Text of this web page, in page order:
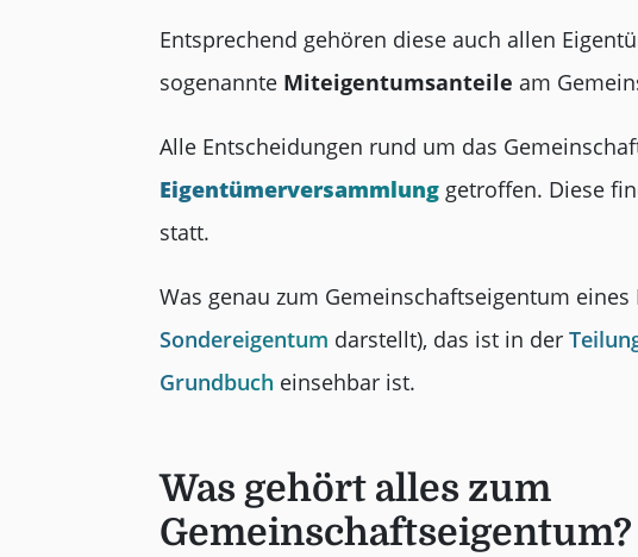
Entsprechend gehören diese auch allen
sogenannte Miteigentumsanteile am
Alle Entscheidungen rund um das
Eigentümerversammlunggetroffen. Diese
statt.
Was genau zum Gemeinschaftseigentum
Sondereigentum darstellt), das ist in der
Grundbuch einsehbar ist.
Was gehört alles zum
Gemeinschaftseigentum?